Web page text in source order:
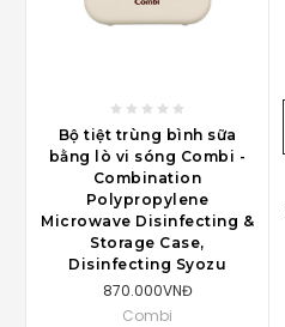
Bộ tiệt trùng bình sữa
bằng lò vi sóng Combi -
Combination
Polypropylene
Microwave Disinfecting &
Storage Case,
Disinfecting Syozu
870.000VNĐ
Combi